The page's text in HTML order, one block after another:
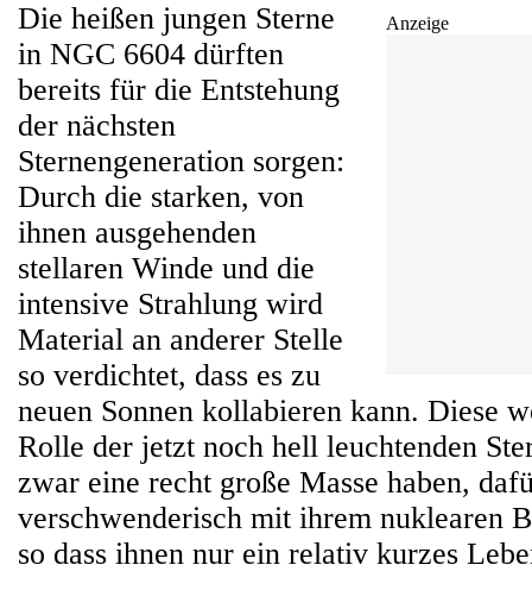
Anzeige
Die heißen jungen Sterne
in NGC 6604 dürften
bereits für die Entstehung
der nächsten
Sternengeneration sorgen:
Durch die starken, von
ihnen ausgehenden
stellaren Winde und die
intensive Strahlung wird
Material an anderer Stelle
so verdichtet, dass es zu
neuen Sonnen kollabieren kann. Diese
Rolle der jetzt noch hell leuchtenden
zwar eine recht große Masse haben,
verschwenderisch mit ihrem nuklearen
so dass ihnen nur ein relativ kurzes